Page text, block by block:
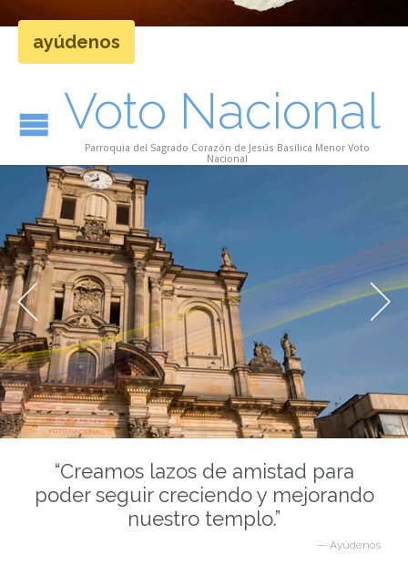
ayúdenos
Voto Nacional
Parroquia del Sagrado Corazón de Jesús Basílica Menor Voto
Nacional
“Creamos lazos de amistad para
poder seguir creciendo y mejorando
nuestro templo.”
— Ayúdenos